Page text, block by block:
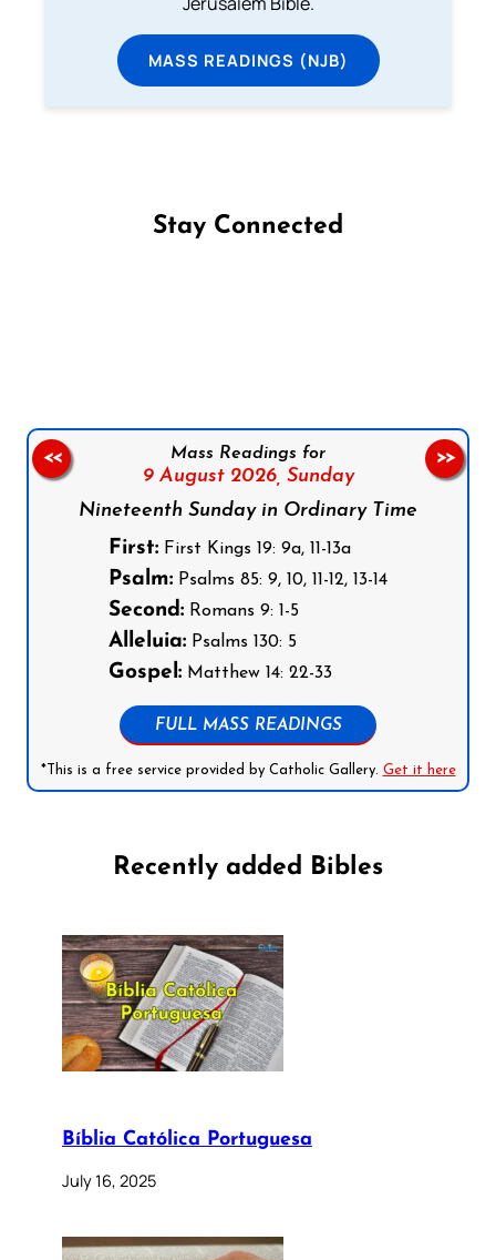
MASS READINGS (NJB)
Stay Connected
Mass Readings for
9 August 2026, Sunday
Nineteenth Sunday in Ordinary Time
First: First Kings 19: 9a, 11-13a
Psalm: Psalms 85: 9, 10, 11-12, 13-14
Second: Romans 9: 1-5
Alleluia: Psalms 130: 5
Gospel: Matthew 14: 22-33
FULL MASS READINGS
*This is a free service provided by Catholic Gallery. Get it here
<< >>
Recently added Bibles
Bíblia Católica Portuguesa
July 16, 2025